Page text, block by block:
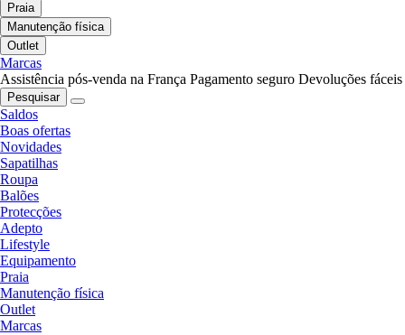
Praia
Manutenção física
Outlet
Marcas
Assistência pós-venda na França Pagamento seguro Devoluções fáceis
Pesquisar
Saldos
Boas ofertas
Novidades
Sapatilhas
Roupa
Balões
Protecções
Adepto
Lifestyle
Equipamento
Praia
Manutenção física
Outlet
Marcas